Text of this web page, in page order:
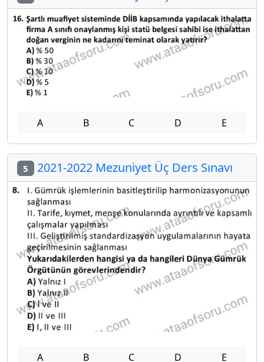
A B C D E
5 2021-2022 Mezuniyet Üç Ders Sınavı
A B C D E